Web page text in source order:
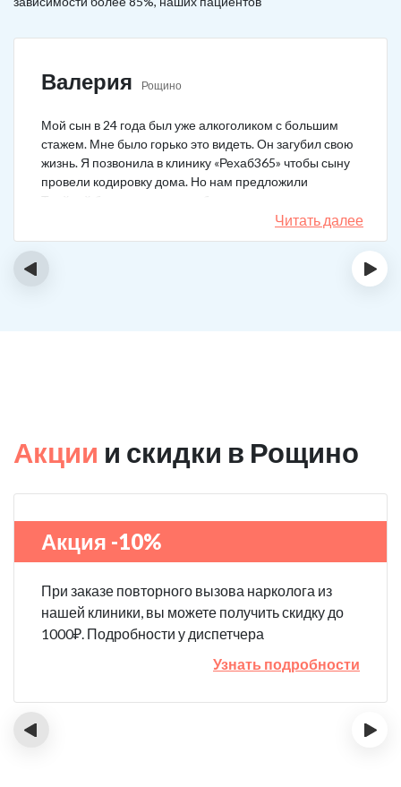
Валерия Рощино
Мой сын в 24 года был уже алкоголиком с большим
стажем. Мне было горько это видеть. Он загубил свою
жизнь. Я позвонила в клинику «Рехаб365» чтобы сыну
провели кодировку дома. Но нам предложили
Тройной блок в клинике, чтобы уж наверняка помогло.
Мы согласились. Вот уже 4 месяца как сын не пьет. На
работу устроился, дома помогает, девушку завел.
Читать далее
‹ ›
Акции и скидки в Рощино
Акция -10%
При заказе повторного вызова нарколога из
нашей клиники, вы можете получить скидку до
1000₽. Подробности у диспетчера
Узнать подробности
‹ ›